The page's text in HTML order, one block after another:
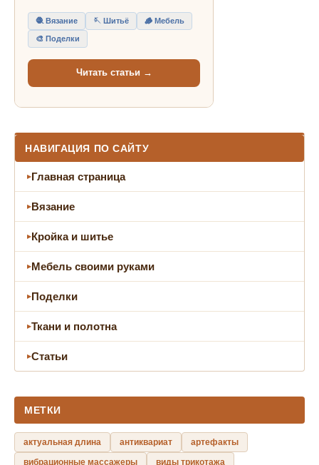
🧶 Вязание 🪡 Шитьё 🪵 Мебель
🎨 Поделки
Читать статьи →
НАВИГАЦИЯ ПО САЙТУ
Главная страница
Вязание
Кройка и шитье
Мебель своими руками
Поделки
Ткани и полотна
Статьи
МЕТКИ
актуальная длина антиквариат
артефакты
вибрационные массажеры
виды трикотажа